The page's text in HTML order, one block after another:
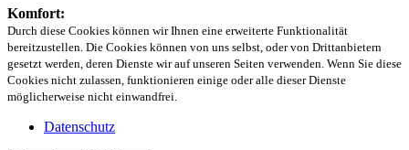
Komfort:
Durch diese Cookies können wir Ihnen eine erweiterte Funktionalität
bereitzustellen. Die Cookies können von uns selbst, oder von Drittanbietern
gesetzt werden, deren Dienste wir auf unseren Seiten verwenden. Wenn Sie diese
Cookies nicht zulassen, funktionieren einige oder alle dieser Dienste
möglicherweise nicht einwandfrei.
Datenschutz